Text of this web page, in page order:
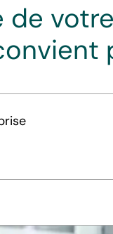
de